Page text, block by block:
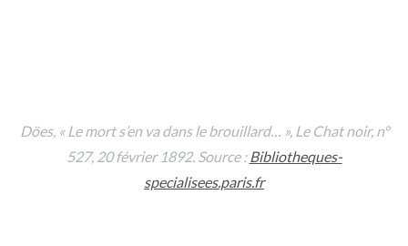
Döes, « Le mort s’en va dans le brouillard… », Le Chat noir, n°
527, 20 février 1892. Source : Bibliotheques-
specialisees.paris.fr